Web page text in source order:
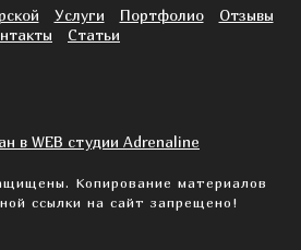
Услуги Портфолио
Отзывы
Статьи
в WEB студии Adrenaline
Копирование материалов
ссылки на сайт запрещено!